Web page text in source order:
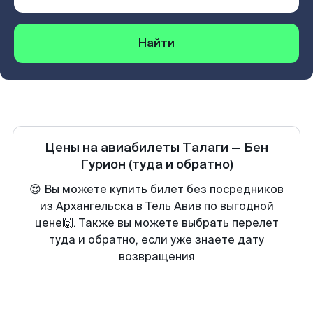
Найти
Цены на авиабилеты Талаги — Бен
Гурион (туда и обратно)
😍 Вы можете купить билет без посредников
из Архангельска в Тель Авив по выгодной
цене🙌. Также вы можете выбрать перелет
туда и обратно, если уже знаете дату
возвращения